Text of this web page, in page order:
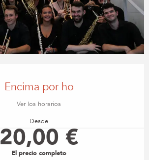
Encima por ho
Ver los horarios
Desde
20,00 €
El precio completo